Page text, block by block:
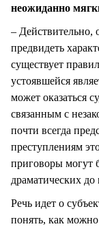
неожиданно
– Действительно,
предвидеть
существует
устоявшейся
может оказаться
связанным с
почти всегда
преступлениям
приговоры могут
драматических
Речь идет о
понять, как можно